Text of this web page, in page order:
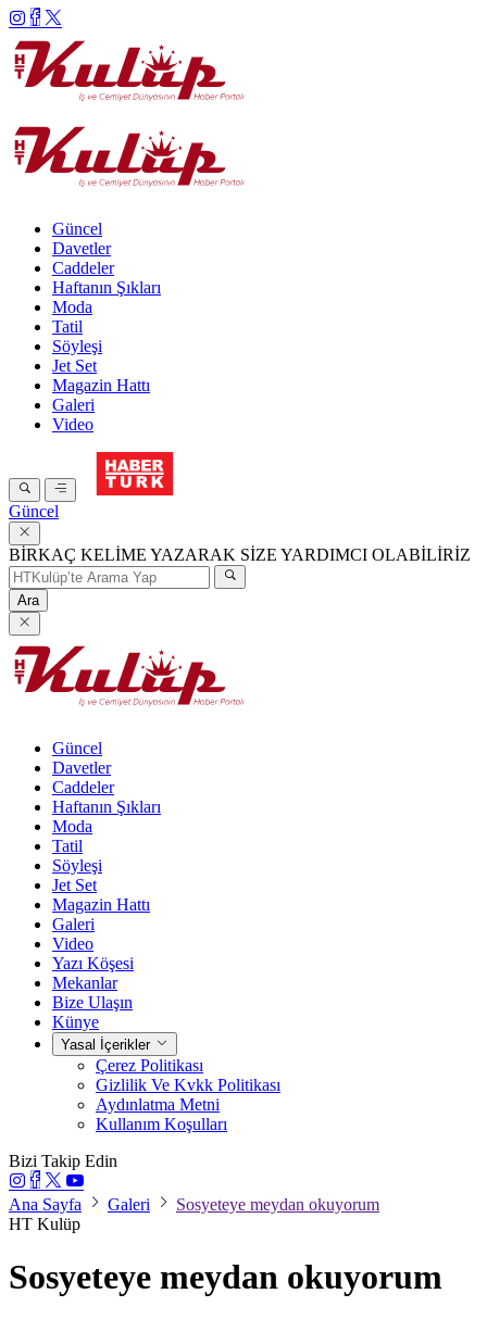
Güncel
Davetler
Caddeler
Haftanın Şıkları
Moda
Tatil
Söyleşi
Jet Set
Magazin Hattı
Galeri
Video
Güncel
BİRKAÇ KELİME YAZARAK SİZE YARDIMCI OLABİLİRİZ
Ara
Güncel
Davetler
Caddeler
Haftanın Şıkları
Moda
Tatil
Söyleşi
Jet Set
Magazin Hattı
Galeri
Video
Yazı Köşesi
Mekanlar
Bize Ulaşın
Künye
Yasal İçerikler
Çerez Politikası
Gizlilik Ve Kvkk Politikası
Aydınlatma Metni
Kullanım Koşulları
Bizi Takip Edin
Ana Sayfa Galeri
Sosyeteye meydan okuyorum
HT Kulüp
Sosyeteye meydan okuyorum